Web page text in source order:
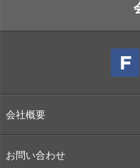
会社概要
お問い合わせ